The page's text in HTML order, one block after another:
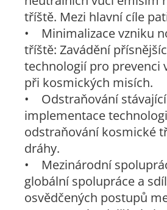
tříště. Mezi hlavní cíle
• Minimalizace vzniku
tříště: Zavádění
technologií pro prevenci
při kosmických misích.
• Odstraňování
implementace
odstraňování kosmické
dráhy.
• Mezinárodní
globální spolupráce a
osvědčených postupů